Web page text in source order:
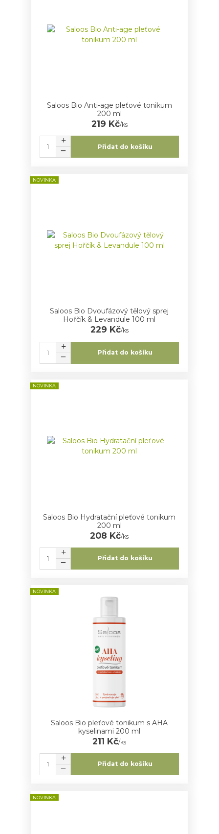
Saloos Bio Anti-age pleťové tonikum
200 ml
219 Kč/ks
Přidat do košíku
NOVINKA
Saloos Bio Dvoufázový tělový sprej
Hořčík & Levandule 100 ml
229 Kč/ks
Přidat do košíku
NOVINKA
Saloos Bio Hydratační pleťové tonikum
200 ml
208 Kč/ks
Přidat do košíku
NOVINKA
Saloos Bio pleťové tonikum s AHA
kyselinami 200 ml
211 Kč/ks
Přidat do košíku
NOVINKA